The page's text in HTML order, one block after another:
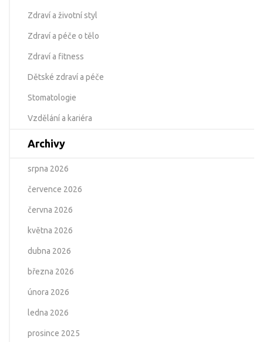
Zdraví a životní styl
Zdraví a péče o tělo
Zdraví a fitness
Dětské zdraví a péče
Stomatologie
Vzdělání a kariéra
Archivy
srpna 2026
července 2026
června 2026
května 2026
dubna 2026
března 2026
února 2026
ledna 2026
prosince 2025